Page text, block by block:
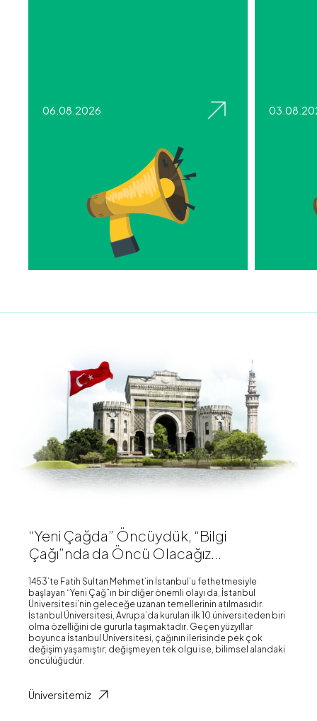
06.08.2026
“Yeni Çağda” Öncüydük, “Bilgi
Çağı”nda da Öncü Olacağız...
1453’te Fatih Sultan Mehmet’in İstanbul’u fethetmesiyle
başlayan “Yeni Çağ”ın bir diğer önemli olayı da, İstanbul
Üniversitesi’nin geleceğe uzanan temellerinin atılmasıdır.
İstanbul Üniversitesi, Avrupa’da kurulan ilk 10 üniversiteden biri
olma özelliğini de gururla taşımaktadır. Geçen yüzyıllar
boyunca İstanbul Üniversitesi, çağının ilerisinde pek çok
değişim yaşamıştır; değişmeyen tek olgu ise, bilimsel alandaki
öncülüğüdür.
Üniversitemiz